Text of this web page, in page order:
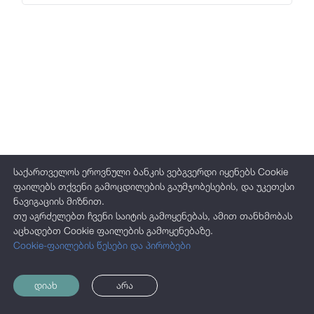
საქართველოს ეროვნული ბანკის ვებგვერდი იყენებს Cookie
ფაილებს თქვენი გამოცდილების გაუმჯობესების, და უკეთესი
ნავიგაციის მიზნით.
თუ აგრძელებთ ჩვენი საიტის გამოყენებას, ამით თანხმობას
აცხადებთ Cookie ფაილების გამოყენებაზე.
Cookie-ფაილების წესები და პირობები
დიახ არა